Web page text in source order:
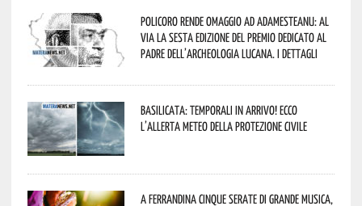
Policoro rende omaggio ad Adamesteanu: al
via la sesta edizione del Premio dedicato al
padre dell’archeologia lucana. I dettagli
Basilicata: temporali in arrivo! Ecco
l’allerta meteo della Protezione civile
A Ferrandina cinque serate di grande musica,